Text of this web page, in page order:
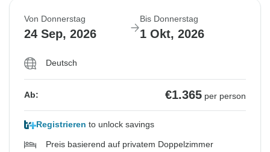
Von Donnerstag
24 Sep, 2026
Bis Donnerstag
1 Okt, 2026
Deutsch
Ab: €1.365 per person
Registrieren to unlock savings
Preis basierend auf privatem Doppelzimmer